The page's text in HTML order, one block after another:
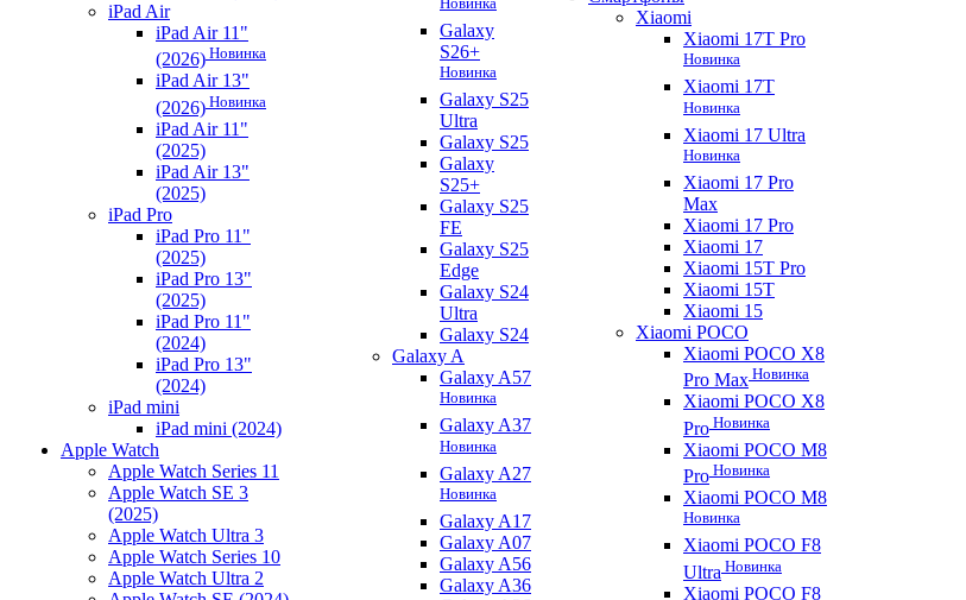
iPad Air
iPad Air 11"
(2026) Новинка
iPad Air 13"
(2026) Новинка
iPad Air 11"
(2025)
iPad Air 13"
(2025)
iPad Pro
iPad Pro 11"
(2025)
iPad Pro 13"
(2025)
iPad Pro 11"
(2024)
iPad Pro 13"
(2024)
iPad mini
iPad mini (2024)
Apple Watch
Apple Watch Series 11
Apple Watch SE 3
(2025)
Apple Watch Ultra 3
Apple Watch Series 10
Apple Watch Ultra 2
Galaxy
S26+
Новинка
Galaxy S25
Ultra
Galaxy S25
Galaxy
S25+
Galaxy S25
FE
Galaxy S25
Edge
Galaxy S24
Ultra
Galaxy S24
Galaxy A
Galaxy A57
Новинка
Galaxy A37
Новинка
Galaxy A27
Новинка
Galaxy A17
Galaxy A07
Galaxy A56
Galaxy A36
Xiaomi
Xiaomi 17T Pro
Новинка
Xiaomi 17T
Новинка
Xiaomi 17 Ultra
Новинка
Xiaomi 17 Pro
Max
Xiaomi 17 Pro
Xiaomi 17
Xiaomi 15T Pro
Xiaomi 15T
Xiaomi 15
Xiaomi POCO
Xiaomi POCO X8
Pro Max Новинка
Xiaomi POCO X8
Pro Новинка
Xiaomi POCO M8
Pro Новинка
Xiaomi POCO M8
Новинка
Xiaomi POCO F8
Ultra Новинка
Xiaomi POCO F8